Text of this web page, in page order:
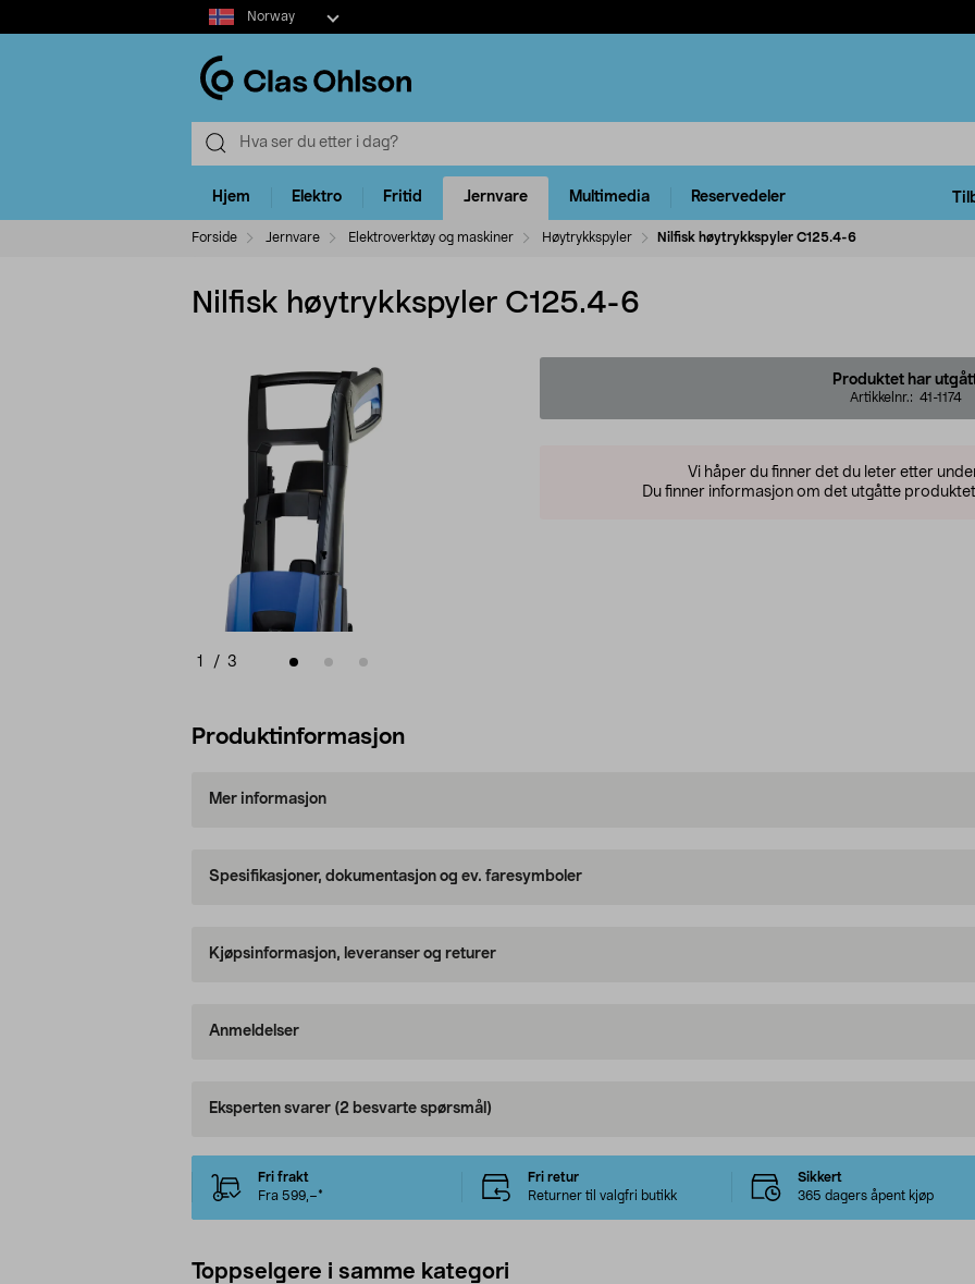
Select
market
Norway
Hjem Elektro Fritid Jernvare Multimedia Reservedeler
Forside Jernvare Elektroverktøy og maskiner Høytrykkspyler Nilfisk høytrykkspyler C125.4-6
Nilfisk høytrykkspyler C125.4-6
1 / 3
Produktet har
Artikkelnr.: 41-1174
Vi håper du finner det du leter etter
Du finner informasjon om det utgåtte
Produktinformasjon
Mer informasjon
Spesifikasjoner, dokumentasjon og ev. faresymboler
Kjøpsinformasjon, leveranser og returer
Anmeldelser
Eksperten svarer (2 besvarte spørsmål)
Fri frakt
Fra 599,–*
Fri retur
Returner til valgfri butikk
Sikkert
365 dagers åpent kjøp
Toppselgere i samme kategori